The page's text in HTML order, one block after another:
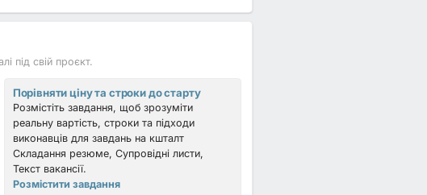
під свій проєкт.
Порівняти ціну та строки до старту
Розмістіть завдання, щоб зрозуміти
реальну вартість, строки та підходи
виконавців для завдань на кшталт
Складання резюме, Супровідні листи,
Текст вакансії.
Розмістити завдання